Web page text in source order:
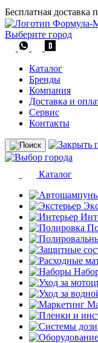
Бесплатная доставка
Выберите город
Каталог
Бренды
Компания
Доставка и
Сервис
Контакты
Каталог